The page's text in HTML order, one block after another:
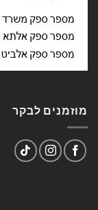
מוזמנים לבקר